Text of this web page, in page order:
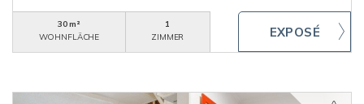
30 m²
WOHNFLÄCHE
1
ZIMMER